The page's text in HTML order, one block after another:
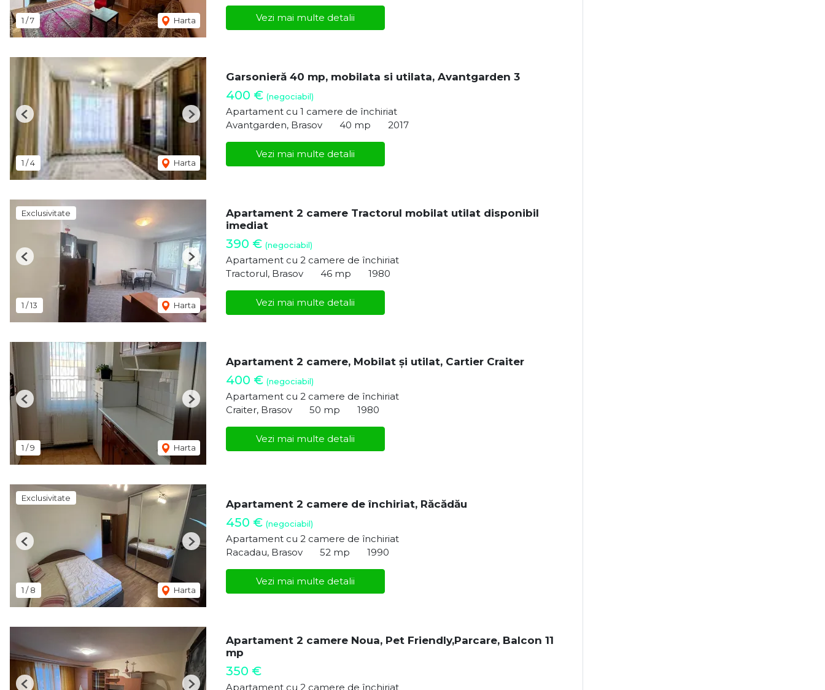
1 /7 Harta Vezi mai multe detalii
1 /4 Harta
Previous Next
Garsonieră 40 mp, mobilata si utilata, Avantgarden 3
400 € (negociabil)
Apartament cu 1 camere de închiriat
Avantgarden, Brasov
40 mp 2017
Vezi mai multe detalii
Exclusivitate
1 /13 Harta
Previous Next
Apartament 2 camere Tractorul mobilat utilat disponibil
imediat
390 € (negociabil)
Apartament cu 2 camere de închiriat
Tractorul, Brasov
46 mp 1980
Vezi mai multe detalii
1 /9 Harta
Previous Next
Apartament 2 camere, Mobilat și utilat, Cartier Craiter
400 € (negociabil)
Apartament cu 2 camere de închiriat
Craiter, Brasov
50 mp 1980
Vezi mai multe detalii
Exclusivitate
1 /8 Harta
Previous Next
Apartament 2 camere de închiriat, Răcădău
450 € (negociabil)
Apartament cu 2 camere de închiriat
Racadau, Brasov
52 mp 1990
Vezi mai multe detalii
Apartament 2 camere Noua, Pet Friendly,Parcare, Balcon 11
mp
350 €
Apartament cu 2 camere de închiriat